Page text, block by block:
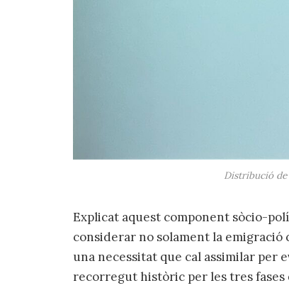
Distribució
Explicat aquest component sòcio-
considerar no solament la
una necessitat que cal assimilar per
recorregut històric per les tres fases